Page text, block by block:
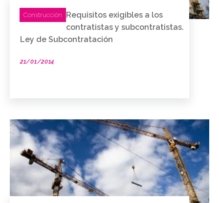
Construcción
Requisitos exigibles a los
contratistas y subcontratistas.
Ley de Subcontratación
21/01/2014